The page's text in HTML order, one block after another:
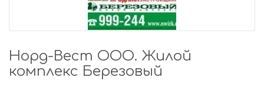
Норд-Вест ООО. Жилой
комплекс Березовый